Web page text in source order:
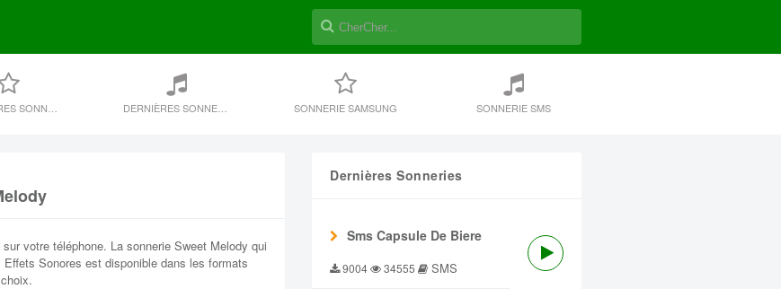
SONNERIE SAMSUNG SONNERIE SMS
votre téléphone. La sonnerie Sweet Melody qui
Sonores est disponible dans les formats
Dernières Sonneries
Sms Capsule De Biere
9004 34555 SMS